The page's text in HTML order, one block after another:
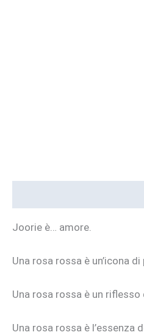
Joorie è… amore.
Una rosa rossa è un’icona
Una rosa rossa è un
Una rosa rossa è l’essenza